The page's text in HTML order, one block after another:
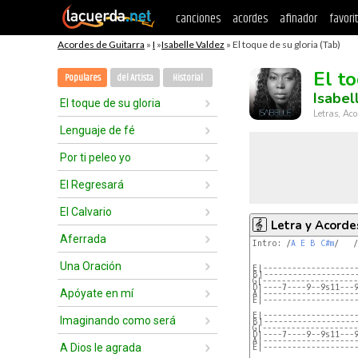
canciones acordes afinador
Acordes de Guitarra » I »Isabelle Valdez » El toque de su gloria (Tab)
Populares del Artista Historial
El toque de su gloria
Lenguaje de fé
Por ti peleo yo
El Regresará
El Calvario
Aferrada
Una Oración
Apóyate en mí
Imaginando como será
A Dios le agrada
El
Letras,
Letra y
Intro: /A E B C#m/   /
D|----7----9--
D|----7----9--